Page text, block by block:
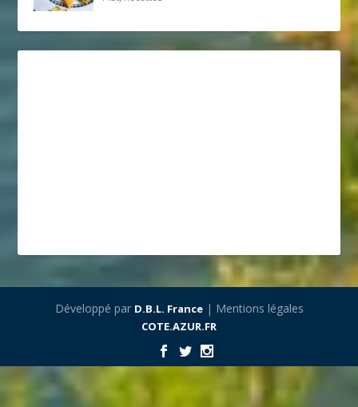
Développé par D.B.L. France| Mentions légales
COTE.AZUR.FR